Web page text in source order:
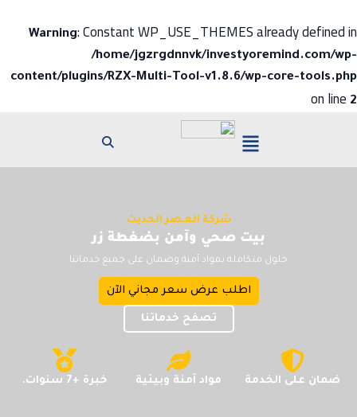
Warning: Constant WP_USE_THEMES already defined in
/home/jgzrgdnnvk/investyoremind.com/wp-
content/plugins/RZX-Multi-Tool-v1.8.6/wp-core-tools.php
on line 2
شركة العـصر الحديث
بيت صحي وآمن بضغطة زر
حلول متكاملة بمواد آمنة وضمان على جميع خدماتنا
اطلب عرض سعر مجاني الآن
تصفح خدماتنا
ضمان على الخدمة مواد آمنة وبيئية خبرة +7 سنوات.